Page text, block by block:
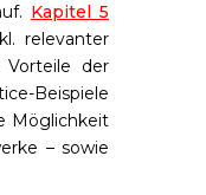
Kapitel 5
relevanter
Vorteile der
Beispiele
Möglichkeit
– sowie